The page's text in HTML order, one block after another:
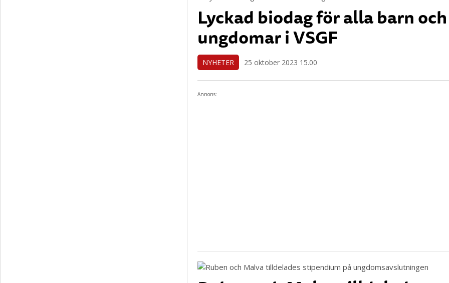
Lyckad biodag för alla barn och
ungdomar i VSGF
NYHETER 25 oktober 2023 15.00
Annons: